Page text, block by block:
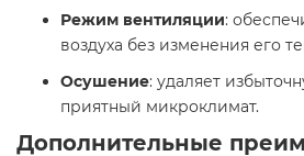
Режим вентиляции:
воздуха без изменения его
Осушение: удаляет
приятный микроклимат.
Дополнительные